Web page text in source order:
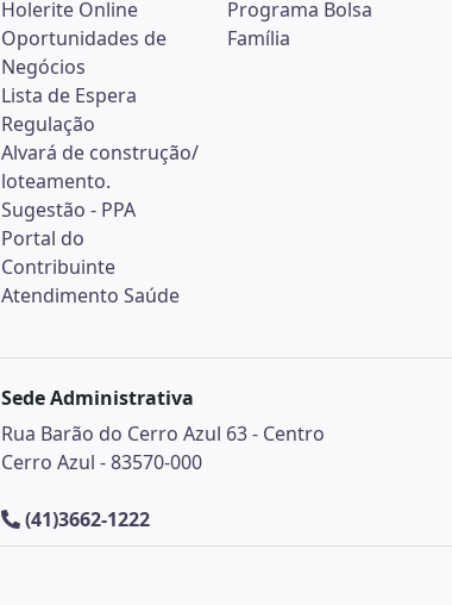
Holerite Online
Oportunidades de
Negócios
Lista de Espera
Regulação
Alvará de construção/
loteamento.
Sugestão - PPA
Portal do
Contribuinte
Atendimento Saúde
Programa Bolsa
Família
Sede Administrativa
Rua Barão do Cerro Azul 63 - Centro
Cerro Azul - 83570-000
(41)3662-1222